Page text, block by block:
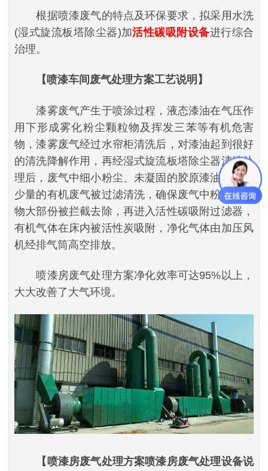
根据喷漆废气的特点及环保要求，拟采用水洗
(湿式旋流板塔除尘器)加活性碳吸附设备进行综合
治理。
【喷漆车间废气处理方案工艺说明】
漆雾废气产生于喷涂过程，液态漆油在气压作
用下形成雾化粉尘颗粒物及挥发三苯等有机危害
物，漆雾废气经过水帘柜清洗后，对漆油起到很好
的清洗降解作用，再经湿式旋流板塔除尘器清洗处
理后，废气中细小粉尘、未凝固的胶原漆油颗粒及
少量的有机废气被过滤清洗，确保废气中粉尘颗粒
物大部份被拦截去除，再进入活性碳吸附过滤器，
有机气体在床内被活性炭吸附，净化气体由加压风
机经排气筒高空排放。
喷漆房废气处理方案净化效率可达95%以上，
大大改善了大气环境。
【喷漆房废气处理方案喷漆房废气处理设备说